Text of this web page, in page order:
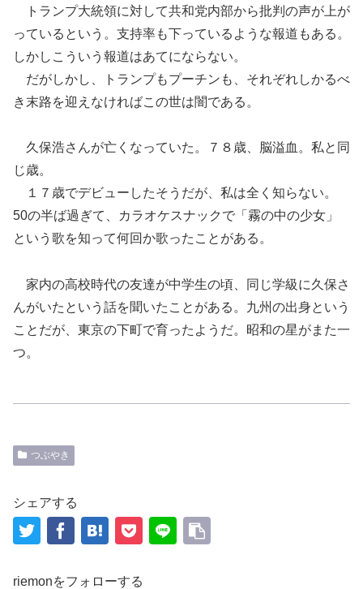
トランプ大統領に対して共和党内部から批判の声が上が
っているという。支持率も下っているような報道もある。
しかしこういう報道はあてにならない。
だがしかし、トランプもプーチンも、それぞれしかるべ
き末路を迎えなければこの世は闇である。
久保浩さんが亡くなっていた。７８歳、脳溢血。私と同
じ歳。
１７歳でデビューしたそうだが、私は全く知らない。
50の半ば過ぎて、カラオケスナックで「霧の中の少女」
という歌を知って何回か歌ったことがある。
家内の高校時代の友達が中学生の頃、同じ学級に久保さ
んがいたという話を聞いたことがある。九州の出身という
ことだが、東京の下町で育ったようだ。昭和の星がまた一
つ。
つぶやき
シェアする
riemonをフォローする